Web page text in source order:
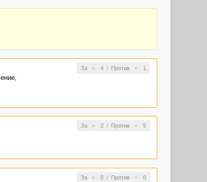
За 4/ Против 1
За 2/ Против 5
За 0/ Против 0